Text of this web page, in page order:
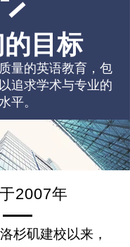
目标
量的英语教育，包
追求学术与专业的
水平。
2007年
杉矶建校以来，